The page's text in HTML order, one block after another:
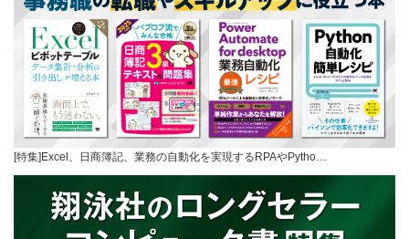
[特集]Excel、日商簿記、業務の自動化を実現するRPAやPytho…